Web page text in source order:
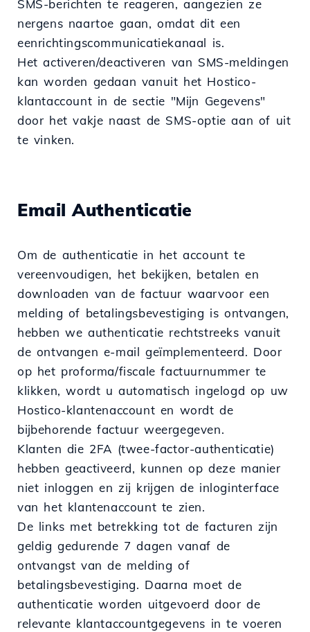
SMS-berichten te reageren, aangezien ze
nergens naartoe gaan, omdat dit een
eenrichtingscommunicatiekanaal is.
Het activeren/deactiveren van SMS-meldingen
kan worden gedaan vanuit het Hostico-
klantaccount in de sectie "Mijn Gegevens"
door het vakje naast de SMS-optie aan of uit
te vinken.
Email Authenticatie
Om de authenticatie in het account te
vereenvoudigen, het bekijken, betalen en
downloaden van de factuur waarvoor een
melding of betalingsbevestiging is ontvangen,
hebben we authenticatie rechtstreeks vanuit
de ontvangen e-mail geïmplementeerd. Door
op het proforma/fiscale factuurnummer te
klikken, wordt u automatisch ingelogd op uw
Hostico-klantenaccount en wordt de
bijbehorende factuur weergegeven.
Klanten die 2FA (twee-factor-authenticatie)
hebben geactiveerd, kunnen op deze manier
niet inloggen en zij krijgen de inloginterface
van het klantenaccount te zien.
De links met betrekking tot de facturen zijn
geldig gedurende 7 dagen vanaf de
ontvangst van de melding of
betalingsbevestiging. Daarna moet de
authenticatie worden uitgevoerd door de
relevante klantaccountgegevens in te voeren